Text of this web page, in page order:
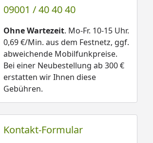
09001 / 40 40 40
Ohne Wartezeit. Mo-Fr. 10-15 Uhr.
0,69 €/Min. aus dem Festnetz, ggf.
abweichende Mobilfunkpreise.
Bei einer Neubestellung ab 300 €
erstatten wir Ihnen diese
Gebühren.
Kontakt-Formular